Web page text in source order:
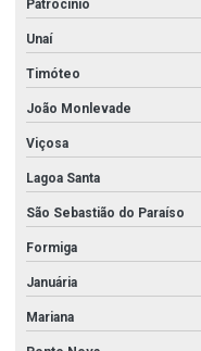
Patrocínio
Unaí
Timóteo
João Monlevade
Viçosa
Lagoa Santa
São Sebastião do Paraíso
Formiga
Januária
Mariana